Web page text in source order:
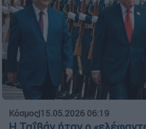
Κόσμος|15.05.2026 06:19